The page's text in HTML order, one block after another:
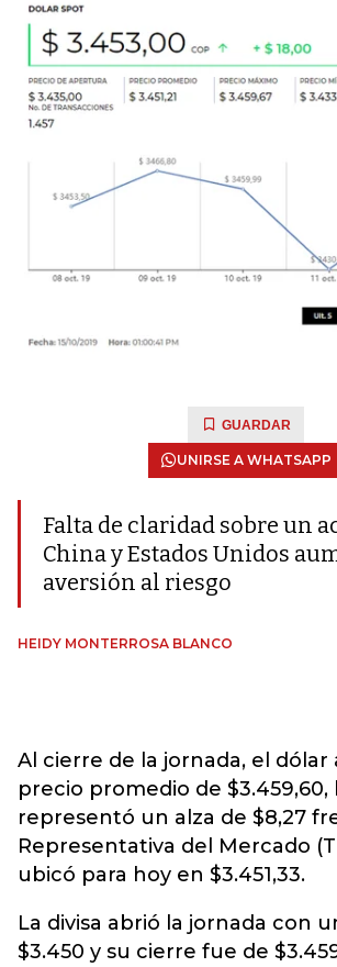
GUARDAR
UNIRSE A WHATSAPP
Falta de claridad sobre un
China y Estados Unidos
aversión al riesgo
HEIDY MONTERROSA BLANCO
Al cierre de la jornada, el dólar
precio promedio de $3.459,60,
representó un alza de $8,27
Representativa del Mercado
ubicó para hoy en $3.451,33.
La divisa abrió la jornada con
$3.450 y su cierre fue de